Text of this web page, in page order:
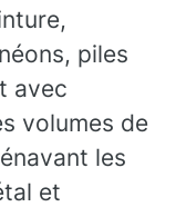
piles
avec
volumes de
les
et